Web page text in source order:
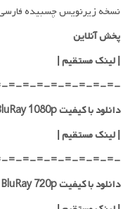
نسخه زیرنویس چسبیده
پخش آنلاین
| لینک مستقیم|
=-=-=-=-=-=-=-=-
دانلود با کیفیت BluRay 1080p ریلیز F2M
|لینک مستقیم|
=-=-=-=-=-=-=-=-
دانلود با کیفیت BluRay 720p ریلیز F2M